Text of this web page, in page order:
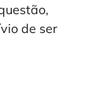
de ser